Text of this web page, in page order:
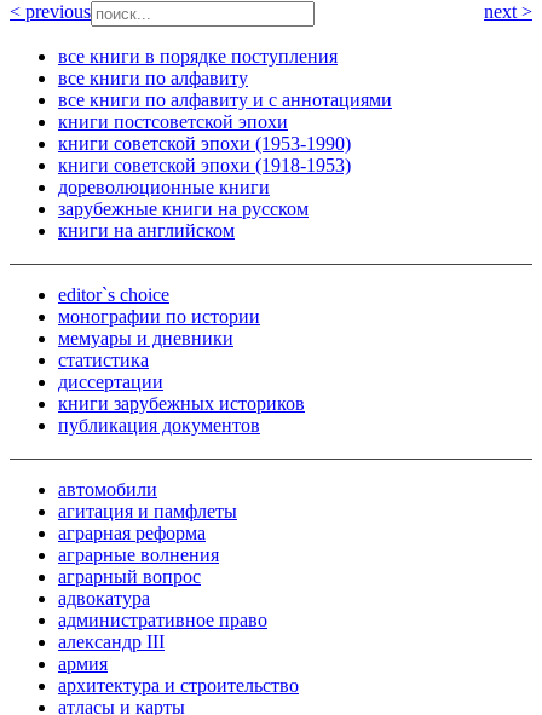
< previous
next >
все книги в порядке поступления
все книги по алфавиту
все книги по алфавиту и с аннотациями
книги постсоветской эпохи
книги советской эпохи (1953-1990)
книги советской эпохи (1918-1953)
дореволюционные книги
зарубежные книги на русском
книги на английском
editor`s choice
монографии по истории
мемуары и дневники
статистика
диссертации
книги зарубежных историков
публикация документов
автомобили
агитация и памфлеты
аграрная реформа
аграрные волнения
аграрный вопрос
адвокатура
административное право
александр III
армия
архитектура и строительство
атласы и карты